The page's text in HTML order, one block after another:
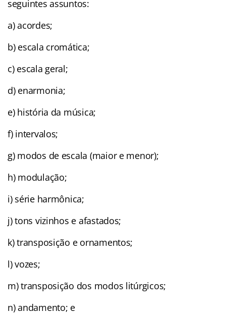
seguintes assuntos:
a) acordes;
b) escala cromática;
c) escala geral;
d) enarmonia;
e) história da música;
f) intervalos;
g) modos de escala (maior e menor);
h) modulação;
i) série harmônica;
j) tons vizinhos e afastados;
k) transposição e ornamentos;
l) vozes;
m) transposição dos modos litúrgicos;
n) andamento; e